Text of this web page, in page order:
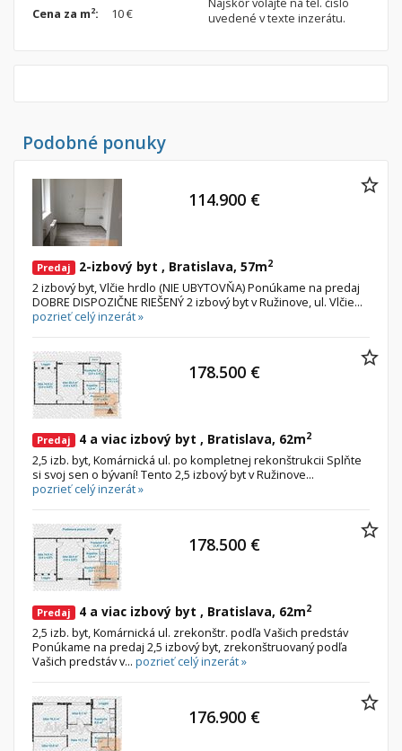
Skladové, výrobné
Ponuka RK
Cena za m2: 10 €
uvedené v texte inzerátu.
Podobné ponuky
Predaj 2-izbový byt , Bratislava, 57m2
2 izbový byt, Vlčie hrdlo (NIE UBYTOVŇA) Ponúkame na predaj
DOBRE DISPOZIČNE RIEŠENÝ 2 izbový byt v Ružinove, ul. Vlčie...
pozrieť celý inzerát »
114.900 €
Predaj 4 a viac izbový byt , Bratislava, 62m2
2,5 izb. byt, Komárnická ul. po kompletnej rekonštrukcii Splňte
si svoj sen o bývaní! Tento 2,5 izbový byt v Ružinove...
pozrieť celý inzerát »
178.500 €
Predaj 4 a viac izbový byt , Bratislava, 62m2
2,5 izb. byt, Komárnická ul. zrekonštr. podľa Vašich predstáv
Ponúkame na predaj 2,5 izbový byt, zrekonštruovaný podľa
Vašich predstáv v... pozrieť celý inzerát »
178.500 €
176.900 €